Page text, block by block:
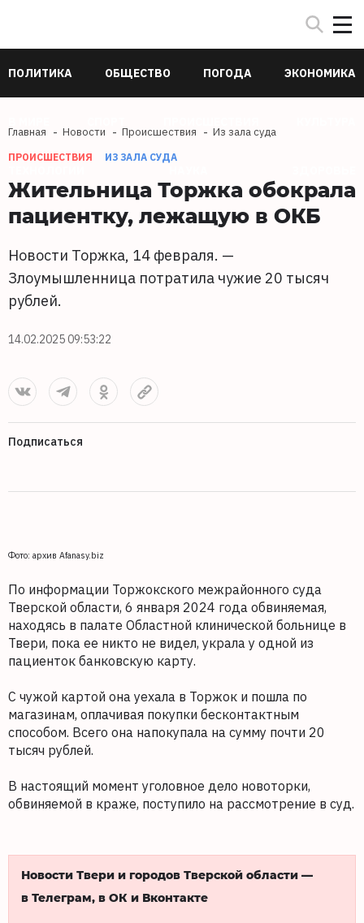
ПОЛИТИКА ОБЩЕСТВО ПОГОДА ЭКОНОМИКА
Главная Новости Происшествия Из зала суда
ПРОИСШЕСТВИЯ ИЗ ЗАЛА СУДА
Жительница Торжка обокрала
пациентку, лежащую в ОКБ
Новости Торжка, 14 февраля. —
Злоумышленница потратила чужие 20 тысяч
рублей.
14.02.2025 09:53:22
Подписаться
Фото: архив Afanasy.biz
По информации Торжокского межрайонного суда
Тверской области, 6 января 2024 года обвиняемая,
находясь в палате Областной клинической больнице в
Твери, пока ее никто не видел, украла у одной из
пациенток банковскую карту.
С чужой картой она уехала в Торжок и пошла по
магазинам, оплачивая покупки бесконтактным
способом. Всего она напокупала на сумму почти 20
тысяч рублей.
В настоящий момент уголовное дело новоторки,
обвиняемой в краже, поступило на рассмотрение в суд.
Новости Твери и городов Тверской области —
в Телеграм, в ОК и Вконтакте